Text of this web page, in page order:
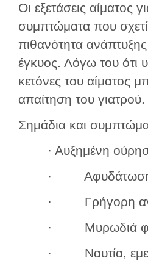
Οι εξετάσεις αίματος
συμπτώματα που
πιθανότητα
έγκυος. Λόγω του ότι
κετόνες του αίματος
απαίτηση του γιατρού.
Σημάδια και
· Αυξημένη
· Αφυδάτωση,
· Γρήγορη
· Μυρωδιά
· Ναυτία,